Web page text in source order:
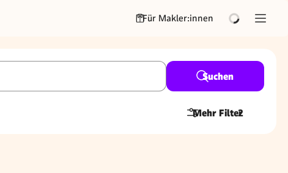
Für Makler:innen
Suchen
Mehr Filter
2